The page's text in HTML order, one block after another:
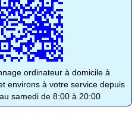
ordinateur à domicile à
environs à votre service depuis
samedi de 8:00 à 20:00